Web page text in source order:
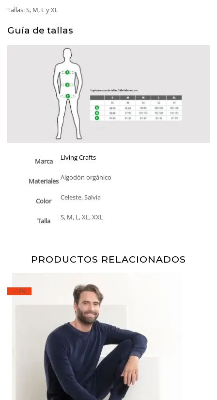
Tallas: S, M, L y XL
Guía de tallas
Marca Living Crafts
Materiales Algodón orgánico
Color Celeste, Salvia
Talla S, M, L, XL, XXL
PRODUCTOS RELACIONADOS
-12%